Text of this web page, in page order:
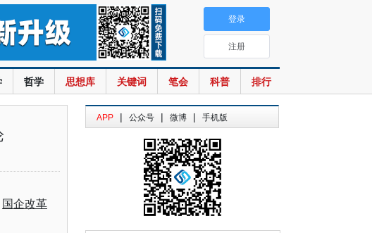
哲学 思想库 关键词 笔会 科普 排行
登录
注册
国企改革
APP | 公众号 | 微博 | 手机版